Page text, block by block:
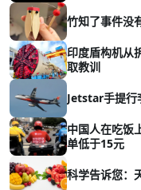
竹知了事件没
印度盾构机从
取教训
Jetstar手提行
中国人在吃饭
单低于15元
科学告诉您：